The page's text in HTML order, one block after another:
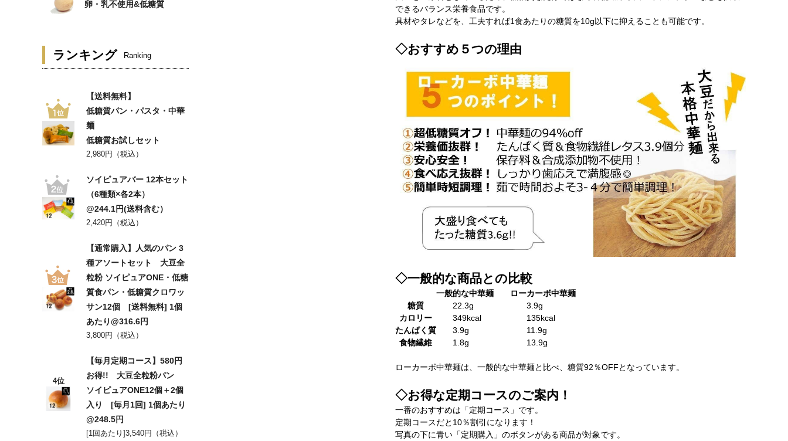
卵・乳不使用&低糖質
ランキング Ranking
【送料無料】
低糖質パン・パスタ・中華
麺
低糖質お試しセット
2,980円（税込）
ソイピュアバー 12本セット
（6種類×各2本）
@244.1円(送料含む）
2,420円（税込）
【通常購入】人気のパン 3
種アソートセット 大豆全
粒粉 ソイピュアONE・低糖
質食パン・低糖質クロワッ
サン12個 [送料無料] 1個
あたり@316.6円
3,800円（税込）
4位
【毎月定期コース】580円
お得!! 大豆全粒粉パン
ソイピュアONE12個＋2個
入り [毎月1回] 1個あたり
@248.5円
[1回あたり]3,540円（税込）
できるバランス栄養食品です。
具材やタレなどを、工夫すれば1食あたりの糖質を10g以下に抑えることも可能です。
◇おすすめ５つの理由
◇一般的な商品との比較
一般的な中華麺
ローカーボ中華麺
糖質
22.3g
3.9g
カロリー
349kcal
135kcal
たんぱく質 3.9g
11.9g
食物繊維
1.8g 13.9g
ローカーボ中華麺は、一般的な中華麺と比べ、糖質92％OFFとなっています。
◇お得な定期コースのご案内！
一番のおすすめは「定期コース」です。
定期コースだと10％割引になります！
写真の下に青い「定期購入」のボタンがある商品が対象です。